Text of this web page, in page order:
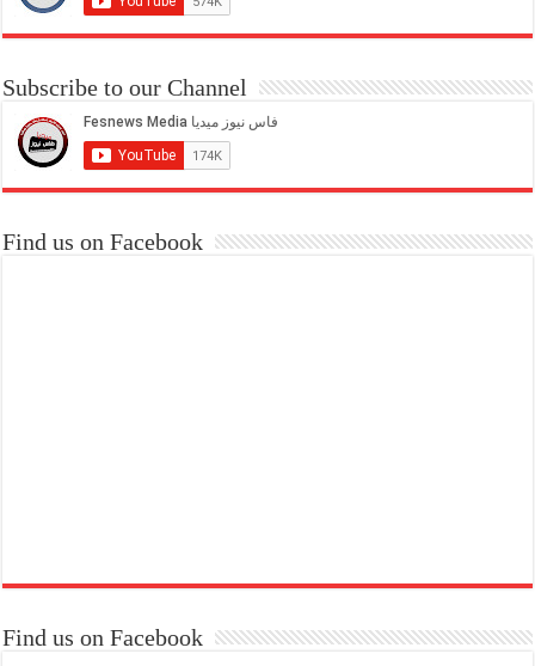
Subscribe to our Channel
Find us on Facebook
Find us on Facebook